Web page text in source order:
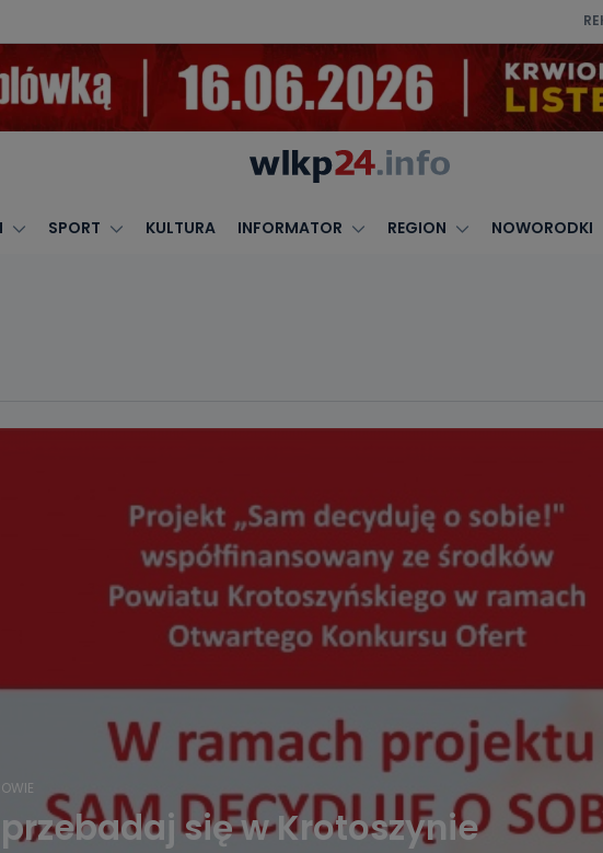
SPORT KULTURA INFORMATOR REGION NOWORODKI
się w Krotoszynie